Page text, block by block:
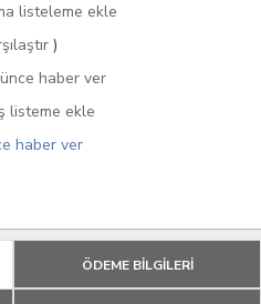
listeleme ekle
)
haber ver
listeme ekle
haber ver
ÖDEME BİLGİLERİ